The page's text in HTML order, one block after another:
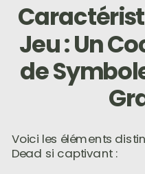
Jeu : Un
de
Voici les éléments
Dead si captivant :